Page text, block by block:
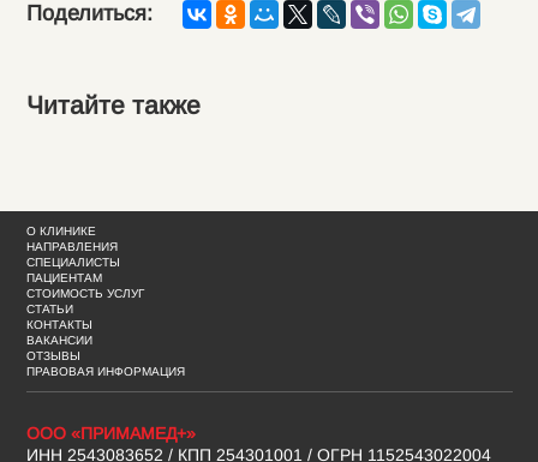
Поделиться:
Читайте также
О КЛИНИКЕ
НАПРАВЛЕНИЯ
СПЕЦИАЛИСТЫ
ПАЦИЕНТАМ
СТОИМОСТЬ УСЛУГ
СТАТЬИ
КОНТАКТЫ
ВАКАНСИИ
ОТЗЫВЫ
ПРАВОВАЯ ИНФОРМАЦИЯ
ООО «ПРИМАМЕД+»
ИНН 2543083652 / КПП 254301001 / ОГРН 1152543022004